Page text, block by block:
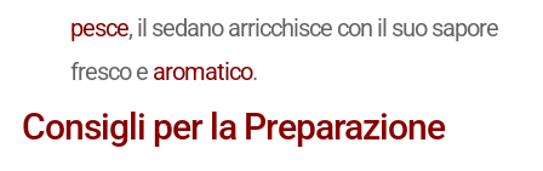
pesce, il sedano arricchisce con il suo sapore
fresco e aromatico.
Consigli per la Preparazione